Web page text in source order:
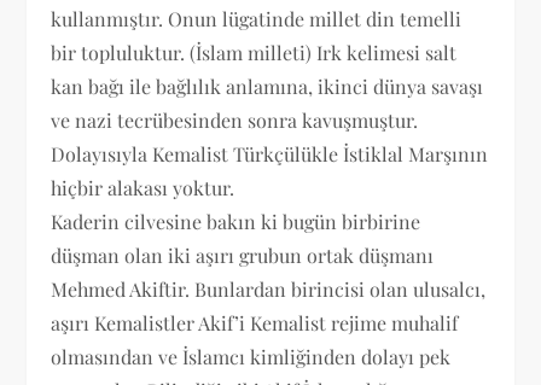
kullanmıştır. Onun lügatinde millet din temelli
bir topluluktur. (İslam milleti) Irk kelimesi salt
kan bağı ile bağlılık anlamına, ikinci dünya savaşı
ve nazi tecrübesinden sonra kavuşmuştur.
Dolayısıyla Kemalist Türkçülükle İstiklal Marşının
hiçbir alakası yoktur.
Kaderin cilvesine bakın ki bugün birbirine
düşman olan iki aşırı grubun ortak düşmanı
Mehmed Akiftir. Bunlardan birincisi olan ulusalcı,
aşırı Kemalistler Akif’i Kemalist rejime muhalif
olmasından ve İslamcı kimliğinden dolayı pek